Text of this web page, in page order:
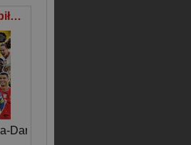
Wielka księga piłkarskich łamigłówek. Reprezentacje
Darska